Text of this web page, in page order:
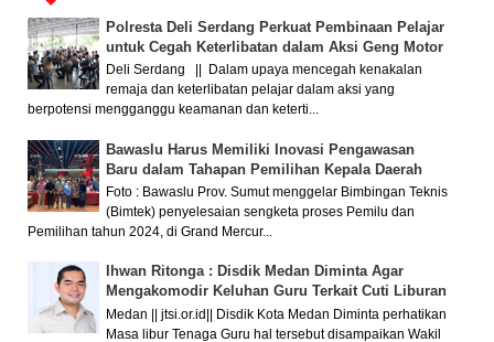
Polresta Deli Serdang Perkuat Pembinaan Pelajar
untuk Cegah Keterlibatan dalam Aksi Geng Motor
Deli Serdang || Dalam upaya mencegah kenakalan
remaja dan keterlibatan pelajar dalam aksi yang
berpotensi mengganggu keamanan dan keterti...
Bawaslu Harus Memiliki Inovasi Pengawasan
Baru dalam Tahapan Pemilihan Kepala Daerah
Foto : Bawaslu Prov. Sumut menggelar Bimbingan Teknis
(Bimtek) penyelesaian sengketa proses Pemilu dan
Pemilihan tahun 2024, di Grand Mercur...
Ihwan Ritonga : Disdik Medan Diminta Agar
Mengakomodir Keluhan Guru Terkait Cuti Liburan
Medan || jtsi.or.id|| Disdik Kota Medan Diminta perhatikan
Masa libur Tenaga Guru hal tersebut disampaikan Wakil